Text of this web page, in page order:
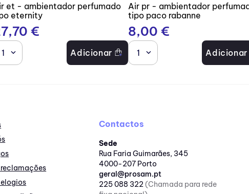
et - ambientador perfumado
eternity
,70 €
1 Adicionar
Air pr - ambientador
tipo paco rabanne
8,00 €
1 Adicionar
Contactos
Sede
Rua Faria Guimarães, 345
4000-207 Porto
geral@prosam.pt
225 088 322(Chamada para rede